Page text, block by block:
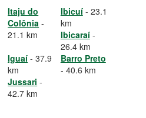
Itaju do
Colônia -
21.1 km
Ibicuí- 23.1
km
Ibicaraí-
26.4 km
Iguaí - 37.9
km
Barro Preto
- 40.6 km
Jussari -
42.7 km